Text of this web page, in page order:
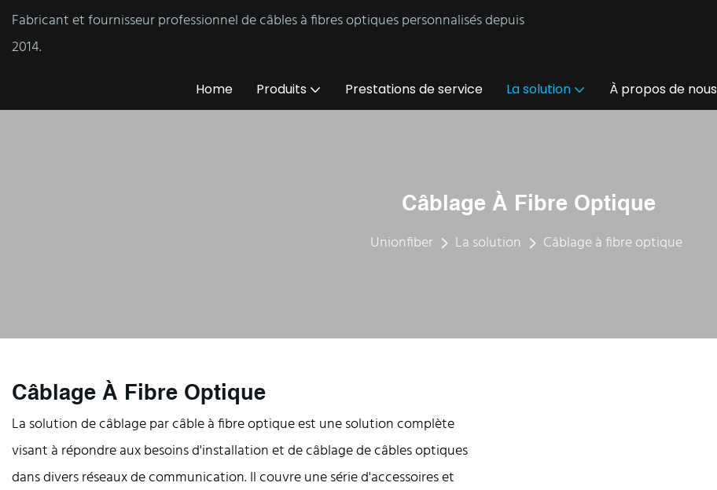
Fabricant et fournisseur professionnel de câbles à fibres optiques personnalisés depuis
2014.
Home Produits Prestations de service La solution À propos de nous
Câblage À Fibre Optique
Unionfiber La solution Câblage à fibre optique
Câblage À Fibre Optique
La solution de câblage par câble à fibre optique est une solution complète
visant à répondre aux besoins d'installation et de câblage de câbles optiques
dans divers réseaux de communication. Il couvre une série d'accessoires et